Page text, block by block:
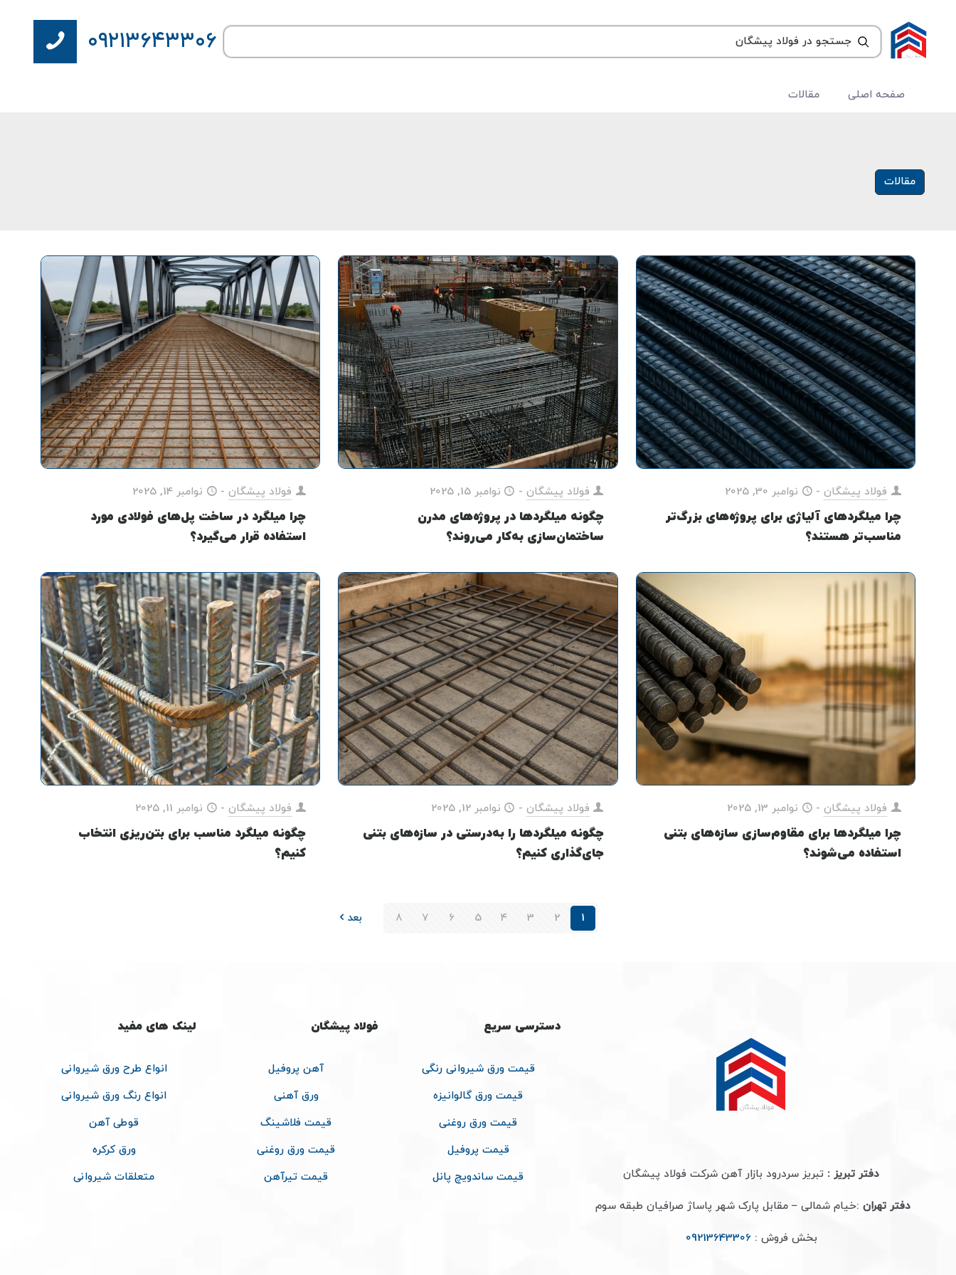
۰۹۲۱۳۶۴۳۳۰۶
صفحه اصلی مقالات
مقالات
فولاد پیشگان - نوامبر 30, 2025
چرا میلگردهای آلیاژی برای پروژه‌های بزرگ‌تر
مناسب‌تر هستند؟
فولاد پیشگان - نوامبر 15, 2025
چگونه میلگردها در پروژه‌های مدرن
ساختمان‌سازی به‌کار می‌روند؟
فولاد پیشگان - نوامبر 14, 2025
چرا میلگرد در ساخت پل‌های فولادی مورد
استفاده قرار می‌گیرد؟
فولاد پیشگان - نوامبر 13, 2025
چرا میلگردها برای مقاوم‌سازی سازه‌های بتنی
استفاده می‌شوند؟
فولاد پیشگان - نوامبر 12, 2025
چگونه میلگردها را به‌درستی در سازه‌های بتنی
جای‌گذاری کنیم؟
فولاد پیشگان - نوامبر 11, 2025
چگونه میلگرد مناسب برای بتن‌ریزی انتخاب
کنیم؟
1
2
3
4
5
6
7
8 بعد
دفتر تبریز : تبریز سردرود بازار آهن شرکت فولاد پیشگان
دفتر تهران :خیام شمالی – مقابل پارک شهر پاساژ صرافیان طبقه سوم
بخش فروش :09213643306
دسترسی سریع
قیمت ورق شیروانی رنگی
قیمت ورق گالوانیزه
قیمت ورق روغنی
قیمت پروفیل
قیمت ساندویچ پانل
فولاد پیشگان
آهن پروفیل
ورق آهنی
قیمت فلاشینگ
قیمت ورق روغنی
قیمت تیرآهن
لینک های مفید
انواع طرح ورق شیروانی
انواع رنگ ورق شیروانی
قوطی آهن
ورق کرکره
متعلقات شیروانی